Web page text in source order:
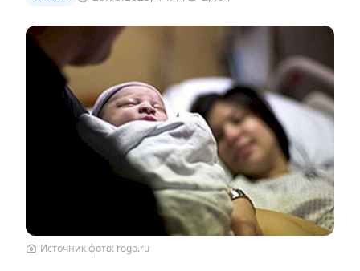
Источник фото: rogo.ru